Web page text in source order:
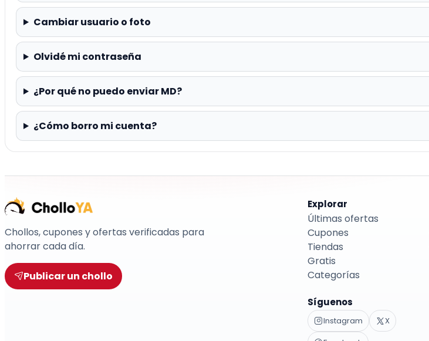
Cambiar usuario o foto
Olvidé mi contraseña
¿Por qué no puedo enviar MD?
¿Cómo borro mi cuenta?
Chollos, cupones y ofertas verificadas para
ahorrar cada día.
Publicar un chollo
Explorar
Últimas ofertas
Cupones
Tiendas
Gratis
Categorías
Síguenos
Instagram
X